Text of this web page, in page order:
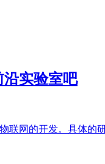
实验室吧
联网的开发。具体的